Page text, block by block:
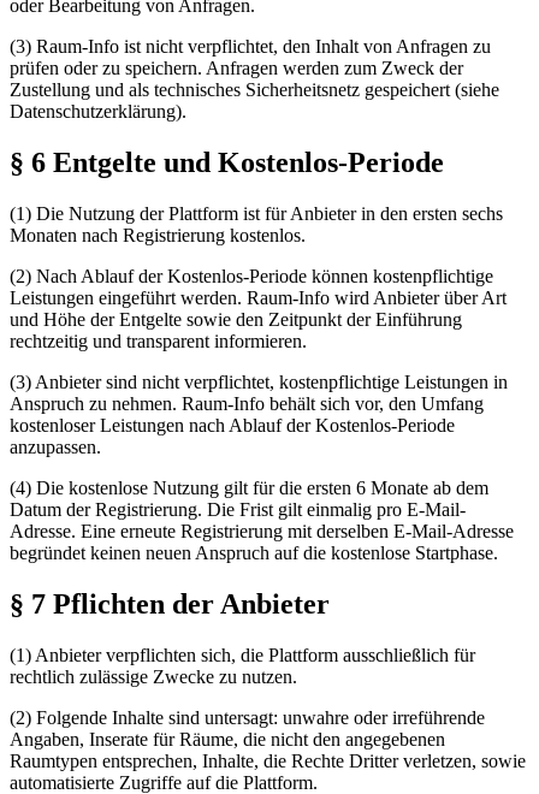
oder Bearbeitung von Anfragen.
(3) Raum-Info ist nicht verpflichtet, den Inhalt von Anfragen zu
prüfen oder zu speichern. Anfragen werden zum Zweck der
Zustellung und als technisches Sicherheitsnetz gespeichert (siehe
Datenschutzerklärung).
§ 6 Entgelte und Kostenlos-Periode
(1) Die Nutzung der Plattform ist für Anbieter in den ersten sechs
Monaten nach Registrierung kostenlos.
(2) Nach Ablauf der Kostenlos-Periode können kostenpflichtige
Leistungen eingeführt werden. Raum-Info wird Anbieter über Art
und Höhe der Entgelte sowie den Zeitpunkt der Einführung
rechtzeitig und transparent informieren.
(3) Anbieter sind nicht verpflichtet, kostenpflichtige Leistungen in
Anspruch zu nehmen. Raum-Info behält sich vor, den Umfang
kostenloser Leistungen nach Ablauf der Kostenlos-Periode
anzupassen.
(4) Die kostenlose Nutzung gilt für die ersten 6 Monate ab dem
Datum der Registrierung. Die Frist gilt einmalig pro E-Mail-
Adresse. Eine erneute Registrierung mit derselben E-Mail-Adresse
begründet keinen neuen Anspruch auf die kostenlose Startphase.
§ 7 Pflichten der Anbieter
(1) Anbieter verpflichten sich, die Plattform ausschließlich für
rechtlich zulässige Zwecke zu nutzen.
(2) Folgende Inhalte sind untersagt: unwahre oder irreführende
Angaben, Inserate für Räume, die nicht den angegebenen
Raumtypen entsprechen, Inhalte, die Rechte Dritter verletzen, sowie
automatisierte Zugriffe auf die Plattform.